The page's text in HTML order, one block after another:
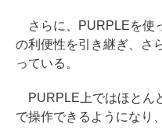
さらに、PURPLEを使
の利便性を引き継ぎ、さ
っている。
PURPLE上ではほとん
で操作できるようになり